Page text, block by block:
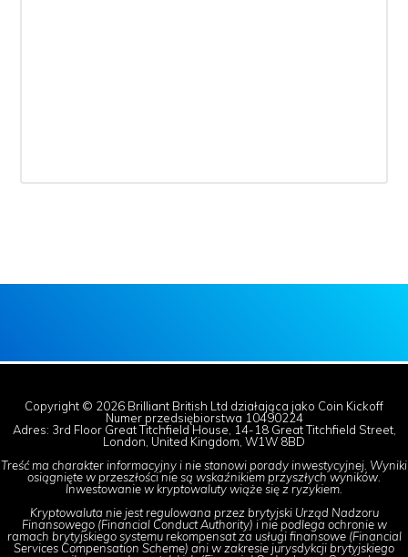
Copyright © 2026 Brilliant British Ltd działająca jako Coin Kickoff
Numer przedsiębiorstwa 10490224
Adres: 3rd Floor Great Titchfield House, 14-18 Great Titchfield Street,
London, United Kingdom, W1W 8BD
Treść ma charakter informacyjny i nie stanowi porady inwestycyjnej. Wyniki
osiągnięte w przeszłości nie są wskaźnikiem przyszłych wyników.
Inwestowanie w kryptowaluty wiąże się z ryzykiem.
Kryptowaluta nie jest regulowana przez brytyjski Urząd Nadzoru
Finansowego (Financial Conduct Authority) i nie podlega ochronie w
ramach brytyjskiego systemu rekompensat za usługi finansowe (Financial
Services Compensation Scheme) ani w zakresie jurysdykcji brytyjskiego